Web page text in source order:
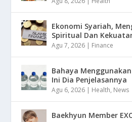
Ekonomi Syariah,
Spiritual Dan
Agu 7, 2026 | Finance
Bahaya
Ini Dia Penjelasannya
Agu 6, 2026 | Health, News
Baekhyun Member